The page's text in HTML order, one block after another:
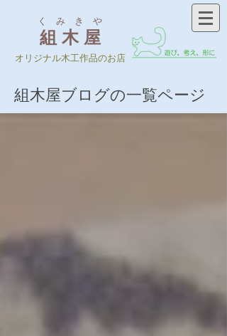
組 木 屋
く み き や
​オリジナル木工作品のお店
​組木屋ブログの一覧ページ